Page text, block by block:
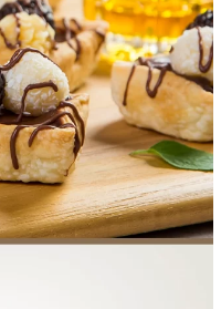
REPRESENTANTES
AGENDA DE CURSOS